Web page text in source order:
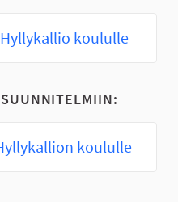
koululle
koululle